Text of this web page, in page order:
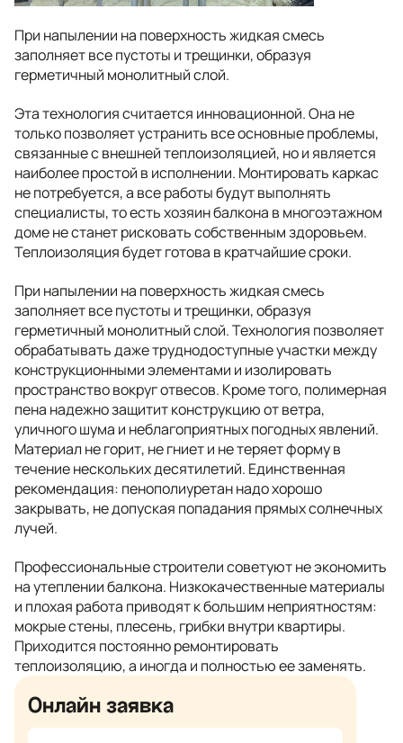
При напылении на поверхность жидкая смесь
заполняет все пустоты и трещинки, образуя
герметичный монолитный слой.
Эта технология считается инновационной. Она не
только позволяет устранить все основные проблемы,
связанные с внешней теплоизоляцией, но и является
наиболее простой в исполнении. Монтировать каркас
не потребуется, а все работы будут выполнять
специалисты, то есть хозяин балкона в многоэтажном
доме не станет рисковать собственным здоровьем.
Теплоизоляция будет готова в кратчайшие сроки.
При напылении на поверхность жидкая смесь
заполняет все пустоты и трещинки, образуя
герметичный монолитный слой. Технология позволяет
обрабатывать даже труднодоступные участки между
конструкционными элементами и изолировать
пространство вокруг отвесов. Кроме того, полимерная
пена надежно защитит конструкцию от ветра,
уличного шума и неблагоприятных погодных явлений.
Материал не горит, не гниет и не теряет форму в
течение нескольких десятилетий. Единственная
рекомендация: пенополиуретан надо хорошо
закрывать, не допуская попадания прямых солнечных
лучей.
Профессиональные строители советуют не экономить
на утеплении балкона. Низкокачественные материалы
и плохая работа приводят к большим неприятностям:
мокрые стены, плесень, грибки внутри квартиры.
Приходится постоянно ремонтировать
теплоизоляцию, а иногда и полностью ее заменять.
Онлайн заявка